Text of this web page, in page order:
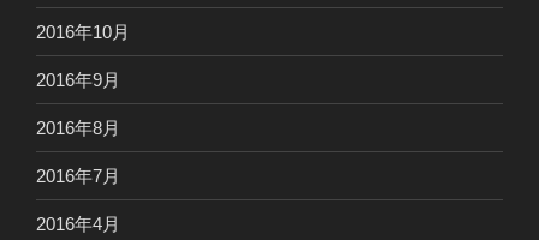
2016年10月
2016年9月
2016年8月
2016年7月
2016年4月